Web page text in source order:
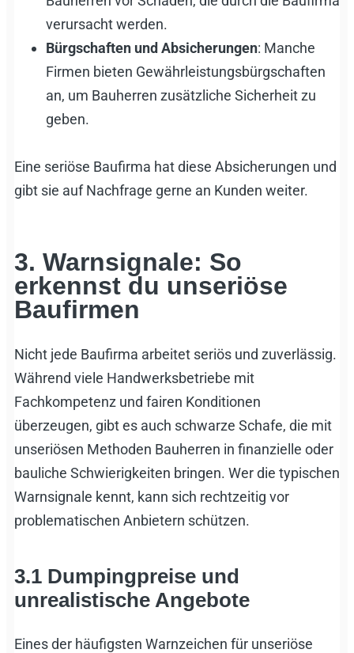
verursacht werden.
Bürgschaften und Absicherungen: Manche
Firmen bieten Gewährleistungsbürgschaften
an, um Bauherren zusätzliche Sicherheit zu
geben.
Eine seriöse Baufirma hat diese Absicherungen und
gibt sie auf Nachfrage gerne an Kunden weiter.
3. Warnsignale: So
erkennst du unseriöse
Baufirmen
Nicht jede Baufirma arbeitet seriös und zuverlässig.
Während viele Handwerksbetriebe mit
Fachkompetenz und fairen Konditionen
überzeugen, gibt es auch schwarze Schafe, die mit
unseriösen Methoden Bauherren in finanzielle oder
bauliche Schwierigkeiten bringen. Wer die typischen
Warnsignale kennt, kann sich rechtzeitig vor
problematischen Anbietern schützen.
3.1 Dumpingpreise und
unrealistische Angebote
Eines der häufigsten Warnzeichen für unseriöse